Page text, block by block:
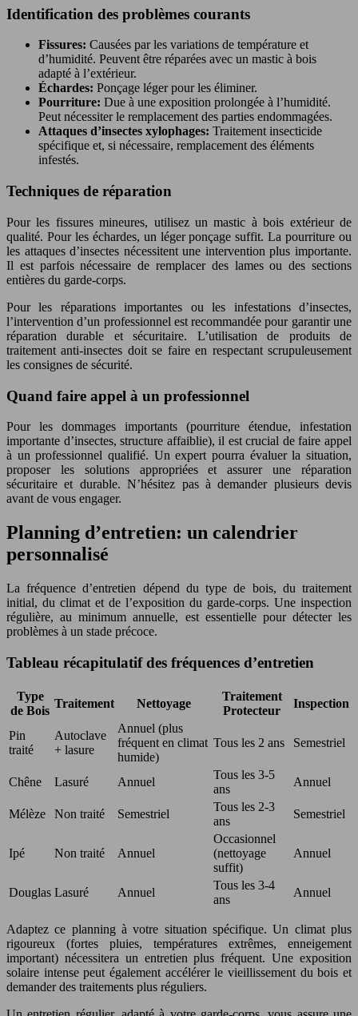
Identification des problèmes courants
Fissures: Causées par les variations de température et
d’humidité. Peuvent être réparées avec un mastic à bois
adapté à l’extérieur.
Échardes: Ponçage léger pour les éliminer.
Pourriture: Due à une exposition prolongée à l’humidité.
Peut nécessiter le remplacement des parties endommagées.
Attaques d’insectes xylophages: Traitement insecticide
spécifique et, si nécessaire, remplacement des éléments
infestés.
Techniques de réparation
Pour les fissures mineures, utilisez un mastic à bois extérieur de
qualité. Pour les échardes, un léger ponçage suffit. La pourriture ou
les attaques d’insectes nécessitent une intervention plus importante.
Il est parfois nécessaire de remplacer des lames ou des sections
entières du garde-corps.
Pour les réparations importantes ou les infestations d’insectes,
l’intervention d’un professionnel est recommandée pour garantir une
réparation durable et sécuritaire. L’utilisation de produits de
traitement anti-insectes doit se faire en respectant scrupuleusement
les consignes de sécurité.
Quand faire appel à un professionnel
Pour les dommages importants (pourriture étendue, infestation
importante d’insectes, structure affaiblie), il est crucial de faire appel
à un professionnel qualifié. Un expert pourra évaluer la situation,
proposer les solutions appropriées et assurer une réparation
sécuritaire et durable. N’hésitez pas à demander plusieurs devis
avant de vous engager.
Planning d’entretien: un calendrier
personnalisé
La fréquence d’entretien dépend du type de bois, du traitement
initial, du climat et de l’exposition du garde-corps. Une inspection
régulière, au minimum annuelle, est essentielle pour détecter les
problèmes à un stade précoce.
Tableau récapitulatif des fréquences d’entretien
Type
de Bois
Traitement Nettoyage
Traitement
Protecteur
Inspection
Pin
traité
Autoclave
+ lasure
Annuel (plus
fréquent en climat
humide)
Tous les 2 ans Semestriel
Chêne Lasuré Annuel
Tous les 3-5
ans
Annuel
Mélèze Non traité Semestriel
Tous les 2-3
ans
Semestriel
Ipé Non traité Annuel
Occasionnel
(nettoyage
suffit)
Annuel
Douglas Lasuré Annuel
Tous les 3-4
ans
Annuel
Adaptez ce planning à votre situation spécifique. Un climat plus
rigoureux (fortes pluies, températures extrêmes, enneigement
important) nécessitera un entretien plus fréquent. Une exposition
solaire intense peut également accélérer le vieillissement du bois et
demander des traitements plus réguliers.